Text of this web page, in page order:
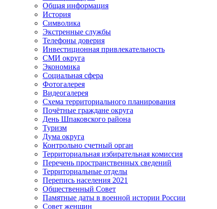
Общая информация
История
Символика
Экстренные службы
Телефоны доверия
Инвестиционная привлекательность
СМИ округа
Экономика
Социальная сфера
Фотогалерея
Видеогалерея
Схема территориального планирования
Почётные граждане округа
День Шпаковского района
Туризм
Дума округа
Контрольно счетный орган
Территориальная избирательная комиссия
Перечень пространственных сведений
Территориальные отделы
Перепись населения 2021
Общественный Совет
Памятные даты в военной истории России
Совет женщин